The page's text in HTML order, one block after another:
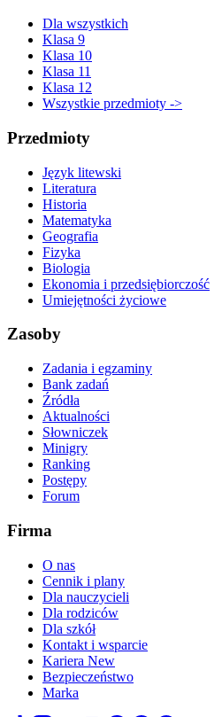
Dla wszystkich
Klasa 9
Klasa 10
Klasa 11
Klasa 12
Wszystkie przedmioty ->
Przedmioty
Język litewski
Literatura
Historia
Matematyka
Geografia
Fizyka
Biologia
Ekonomia i przedsiębiorczość
Umiejętności życiowe
Zasoby
Zadania i egzaminy
Bank zadań
Źródła
Aktualności
Słowniczek
Minigry
Ranking
Postępy
Forum
Firma
O nas
Cennik i plany
Dla nauczycieli
Dla rodziców
Dla szkół
Kontakt i wsparcie
Kariera New
Bezpieczeństwo
Marka